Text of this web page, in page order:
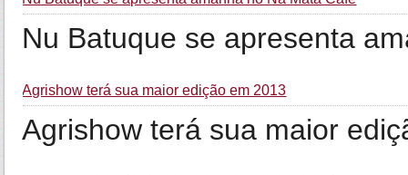
Nu Batuque se apresenta
Agrishow terá sua maior edição em 2013
Agrishow terá sua maior